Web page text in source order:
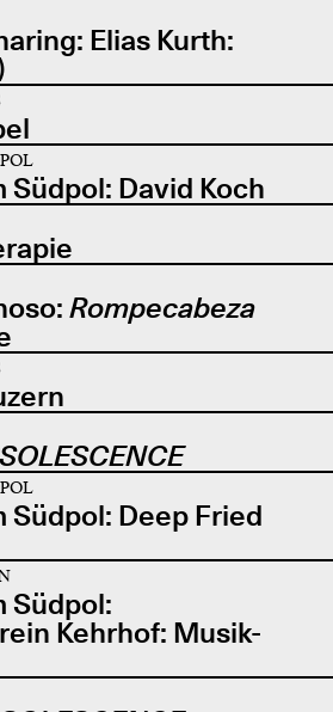
Elias Kurth:
Südpol: David Koch
Rompecabeza
Südpol: Deep Fried
Südpol:
Kehrhof: Musik-